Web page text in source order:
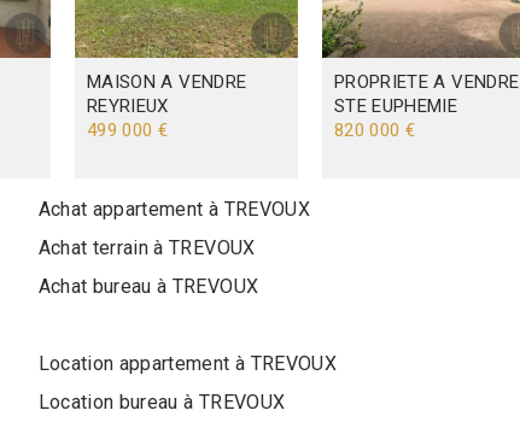
MAISON A VENDRE
REYRIEUX
499 000 €
PROPRIETE A VENDRE
STE EUPHEMIE
820 000 €
Achat appartement à TREVOUX
Achat terrain à TREVOUX
Achat bureau à TREVOUX
Location appartement à TREVOUX
Location bureau à TREVOUX